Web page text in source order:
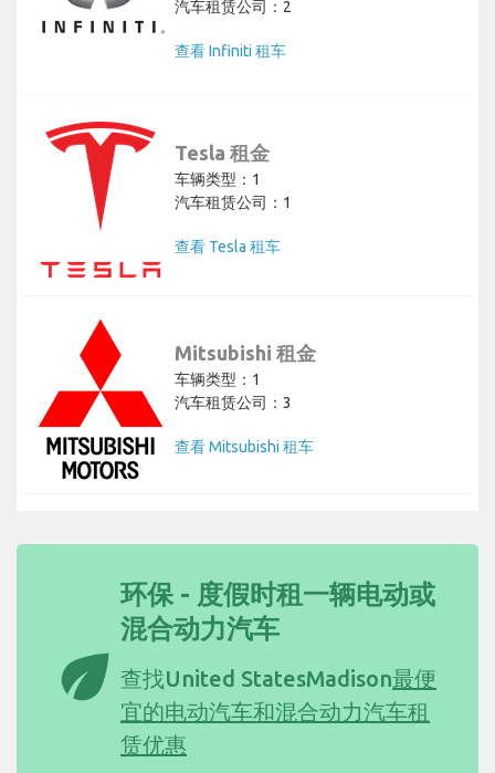
汽车租赁公司：2
查看 Infiniti 租车
Tesla 租金
车辆类型：1
汽车租赁公司：1
查看 Tesla 租车
Mitsubishi 租金
车辆类型：1
汽车租赁公司：3
查看 Mitsubishi 租车
eco
环保 - 度假时租一辆电动或
混合动力汽车
查找United StatesMadison最便
宜的电动汽车和混合动力汽车租
赁优惠